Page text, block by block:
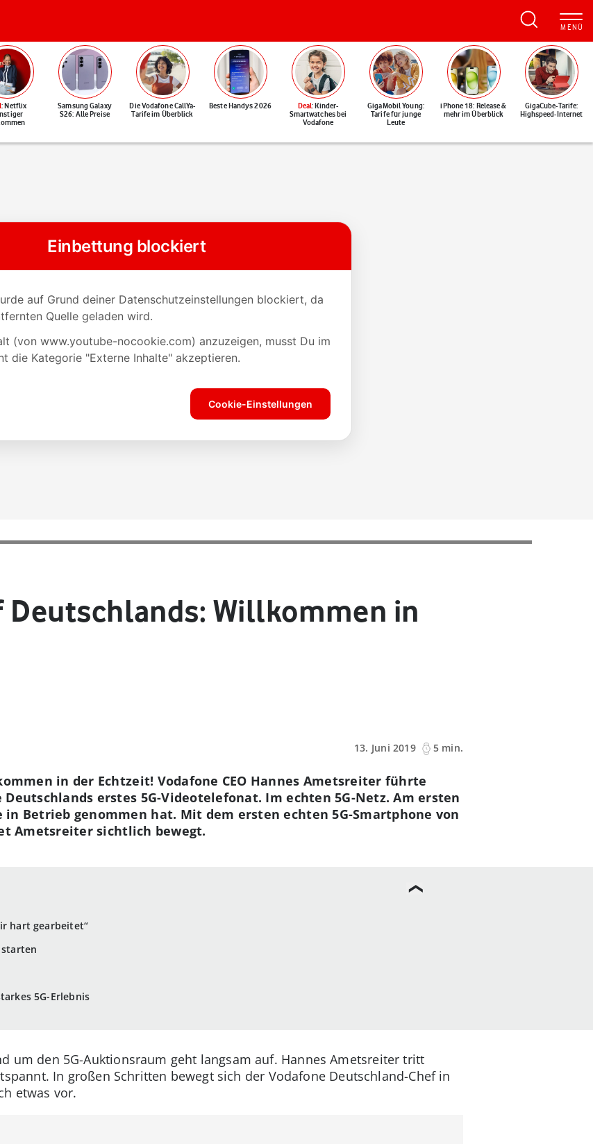
: Netflix
Samsung Galaxy
S26: Alle Preise
Die Vodafone CallYa-
Tarife im Überblick
Beste Handys 2026 Deal: Kinder-
Smartwatches bei
Vodafone
GigaMobil Young:
Tarife für junge
Leute
iPhone 18: Release &
mehr im Überblick
GigaCube-Tarife:
Highspeed-Internet
Deutschlands: Willkommen in
13. Juni 2019
5 min.
hart gearbeitet“
5G-Erlebnis
in der Echtzeit! Vodafone CEO Hannes Ametsreiter führte
erstes 5G-Videotelefonat. Im echten 5G-Netz. Am ersten
in Betrieb genommen hat. Mit dem ersten echten 5G-Smartphone von
Ametsreiter sichtlich bewegt.
um den 5G-Auktionsraum geht langsam auf. Hannes Ametsreiter tritt
In großen Schritten bewegt sich der Vodafone Deutschland-Chef in
etwas vor.